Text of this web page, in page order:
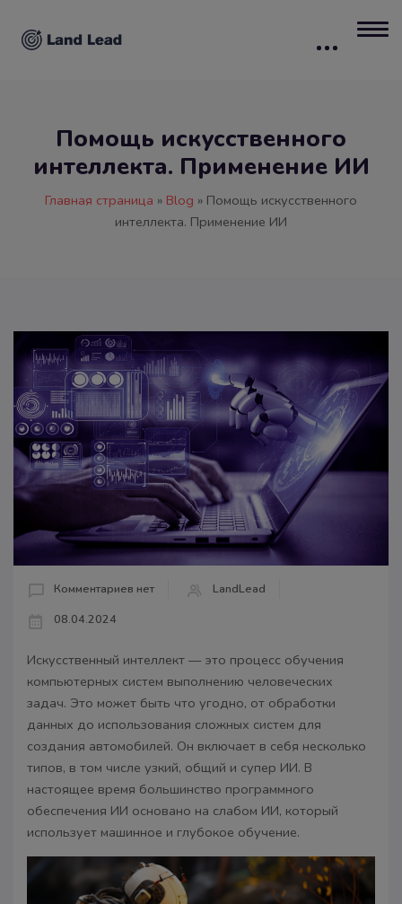
Помощь искусственного
интеллекта. Применение ИИ
Главная страница » Blog » Помощь искусственного
интеллекта. Применение ИИ
Комментариев нет
LandLead
08.04.2024
Искусственный интеллект — это процесс обучения
компьютерных систем выполнению человеческих
задач. Это может быть что угодно, от обработки
данных до использования сложных систем для
создания автомобилей. Он включает в себя несколько
типов, в том числе узкий, общий и супер ИИ. В
настоящее время большинство программного
обеспечения ИИ основано на слабом ИИ, который
использует машинное и глубокое обучение.